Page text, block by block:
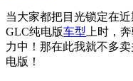
当大家都把目光锁定在
GLC纯电版车型 上时，
力中！那在此我就不多
电版！